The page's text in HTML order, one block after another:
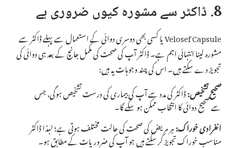
8. ڈاکٹر سے مشورہ کیوں ضروری ہے
Velosef Capsule یا کسی بھی دوسری دوائی کے استعمال سے پہلے ڈاکٹر سے
مشورہ لینا انتہائی اہم ہے۔ ڈاکٹر آپ کی صحت کی مکمل جانچ کے بعد ہی دوائی کی
تجویز دے سکتے ہیں۔ اس کی چند وجوہات یہ ہیں:
صحیح تشخیص:ڈاکٹر کی مدد سے آپ کی بیماری کی درست تشخیص ہوگی، جس
سے صحیح دوائی کا انتخاب ممکن ہو سکے گا۔
انفرادی خوراک:ہر مریض کی صحت کی حالت مختلف ہوتی ہے؛ لہذا ڈاکٹر
مناسب خوراک تجویز کر سکتے ہیں جو آپ کی ضروریات کے مطابق ہو۔